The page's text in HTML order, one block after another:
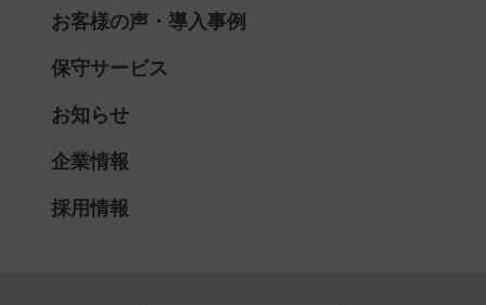
お客様の声・導入事例
保守サービス
お知らせ
企業情報
採用情報